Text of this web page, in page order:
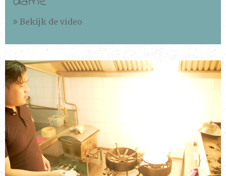
Bekijk de video
Bekijken